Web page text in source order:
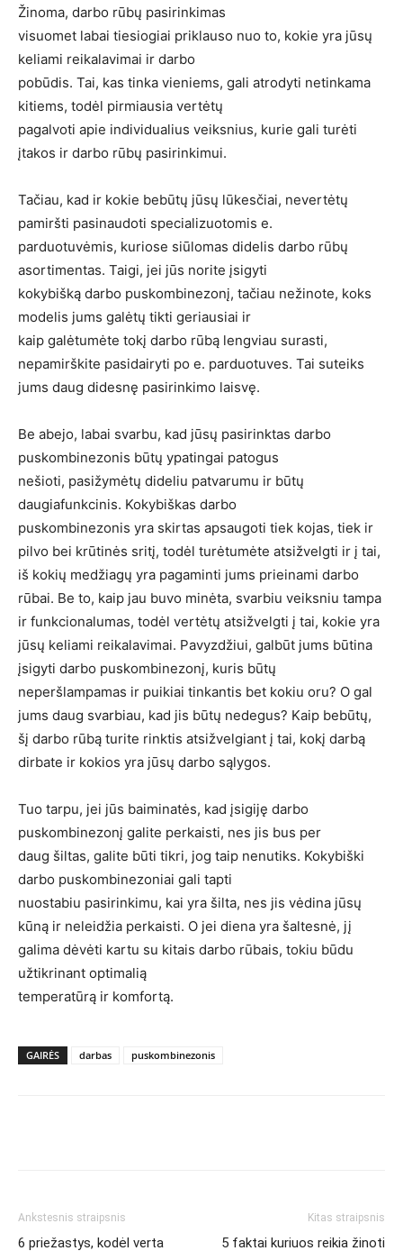
Žinoma, darbo rūbų pasirinkimas
visuomet labai tiesiogiai priklauso nuo to, kokie yra jūsų
keliami reikalavimai ir darbo
pobūdis. Tai, kas tinka vieniems, gali atrodyti netinkama
kitiems, todėl pirmiausia vertėtų
pagalvoti apie individualius veiksnius, kurie gali turėti
įtakos ir darbo rūbų pasirinkimui.
Tačiau, kad ir kokie bebūtų jūsų lūkesčiai, nevertėtų
pamiršti pasinaudoti specializuotomis e.
parduotuvėmis, kuriose siūlomas didelis darbo rūbų
asortimentas. Taigi, jei jūs norite įsigyti
kokybišką darbo puskombinezonį, tačiau nežinote, koks
modelis jums galėtų tikti geriausiai ir
kaip galėtumėte tokį darbo rūbą lengviau surasti,
nepamirškite pasidairyti po e. parduotuves. Tai suteiks
jums daug didesnę pasirinkimo laisvę.
Be abejo, labai svarbu, kad jūsų pasirinktas darbo
puskombinezonis būtų ypatingai patogus
nešioti, pasižymėtų dideliu patvarumu ir būtų
daugiafunkcinis. Kokybiškas darbo
puskombinezonis yra skirtas apsaugoti tiek kojas, tiek ir
pilvo bei krūtinės sritį, todėl turėtumėte atsižvelgti ir į tai,
iš kokių medžiagų yra pagaminti jums prieinami darbo
rūbai. Be to, kaip jau buvo minėta, svarbiu veiksniu tampa
ir funkcionalumas, todėl vertėtų atsižvelgti į tai, kokie yra
jūsų keliami reikalavimai. Pavyzdžiui, galbūt jums būtina
įsigyti darbo puskombinezonį, kuris būtų
neperšlampamas ir puikiai tinkantis bet kokiu oru? O gal
jums daug svarbiau, kad jis būtų nedegus? Kaip bebūtų,
šį darbo rūbą turite rinktis atsižvelgiant į tai, kokį darbą
dirbate ir kokios yra jūsų darbo sąlygos.
Tuo tarpu, jei jūs baiminatės, kad įsigiję darbo
puskombinezonį galite perkaisti, nes jis bus per
daug šiltas, galite būti tikri, jog taip nenutiks. Kokybiški
darbo puskombinezoniai gali tapti
nuostabiu pasirinkimu, kai yra šilta, nes jis vėdina jūsų
kūną ir neleidžia perkaisti. O jei diena yra šaltesnė, jį
galima dėvėti kartu su kitais darbo rūbais, tokiu būdu
užtikrinant optimalią
temperatūrą ir komfortą.
GAIRĖS darbas puskombinezonis
Ankstesnis straipsnis
6 priežastys, kodėl verta
Kitas straipsnis
5 faktai kuriuos reikia žinoti